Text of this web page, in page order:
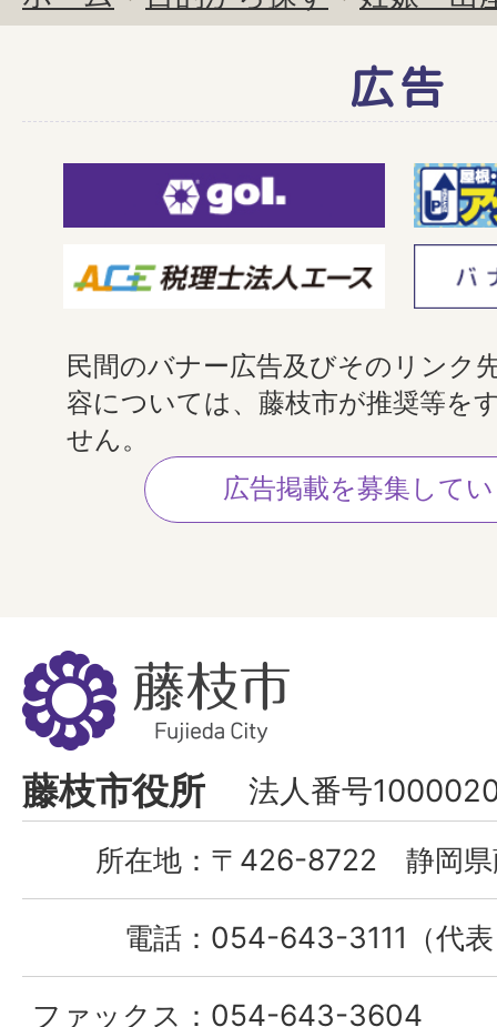
広告
民間のバナー広告及びそのリンク
容については、藤枝市が推奨等を
せん。
広告掲載を募集して
藤
枝
市
Fujieda
City
藤枝市役所 法人番号
所在地： 〒426-8722 静岡県
電話： 054-643-3111（代
ファックス： 054-643-3604